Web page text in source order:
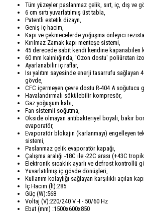
Tüm yüzeyler paslanmaz çelik, sırt, iç, dış ve
6 cm sırtı yuvarlatılmış üst tabla,
Patentli estetik dizayn,
Geniş iç hacim,
Kapı ve çekmecelerde yoğuşma önleyici
Kırılmaz Zamak kapı menteşe sistemi,
45 derecede sabit kendi kendine kapanabilen
60 mm kalınlığında, 'Ozon dostu' poliüretan
Ayarlanabilir iç raflar,
Isı yalıtım sayesinde enerji tasarrufu
gövde,
CFC içermeyen çevre dostu R-404 A soğutucu
Havalandırmalı sökülebilir kompresör,
Gaz yoğuşum kabı,
Fan sistemli soğutma,
Okside olmayan antibakteriyel boyalı, bakır
evaporatör,
Evaporatör blokajın (karlanmayı) engelleyen
sistemi,
Paslanmaz çelik evaporatör kapağı,
Çalışma aralığı -18C ile -22C arası (+43C
Elektronik sıcaklık ayarlı ve defrost kontrollü
Yuvarlatılmış iç gövde dönüşleri,
Kullanım kolaylığı sağlayan karşılıklı açılan
İç Hacim (lt):285
Güç (W):568
Voltaj (V):220/240 V -I - 50/60 Hz
Ebat (mm) :1500x600x850